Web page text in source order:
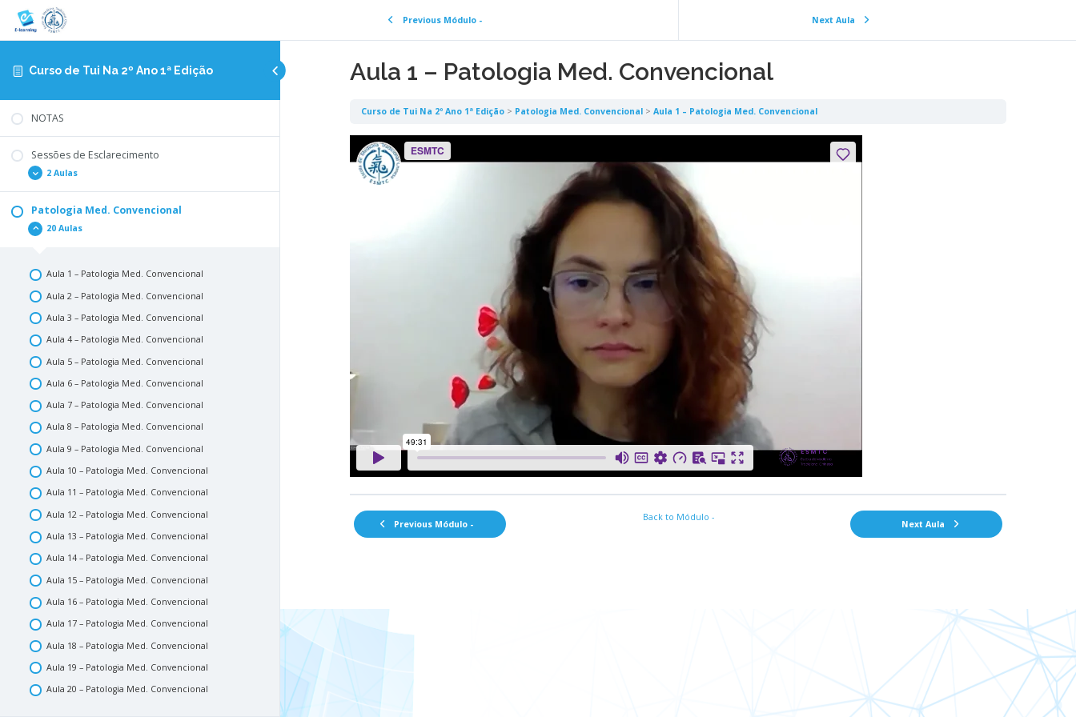
Curso de Tui Na 2º Ano 1ª Edição
NOTAS
Sessões de Esclarecimento
2 Aulas
1ª Sessão de Esclarecimento
Patologia Med. Convencional
20 Aulas
Aula 1 – Patologia Med. Convencional
Aula 2 – Patologia Med. Convencional
Aula 3 – Patologia Med. Convencional
Aula 4 – Patologia Med. Convencional
Aula 5 – Patologia Med. Convencional
Aula 6 – Patologia Med. Convencional
Aula 7 – Patologia Med. Convencional
Aula 8 – Patologia Med. Convencional
Aula 9 – Patologia Med. Convencional
Aula 10 – Patologia Med. Convencional
Aula 11 – Patologia Med. Convencional
Aula 12 – Patologia Med. Convencional
Aula 13 – Patologia Med. Convencional
Aula 14 – Patologia Med. Convencional
Aula 15 – Patologia Med. Convencional
Aula 16 – Patologia Med. Convencional
Aula 17 – Patologia Med. Convencional
Aula 18 – Patologia Med. Convencional
Aula 19 – Patologia Med. Convencional
Aula 20 – Patologia Med. Convencional
Previous Módulo - Next Aula
Aula 1 – Patologia Med. Convencional
Curso de Tui Na 2º Ano 1ª Edição Patologia Med. Convencional Aula 1 – Patologia Med. Convencional
Previous Módulo -
Back to Módulo -
Next Aula